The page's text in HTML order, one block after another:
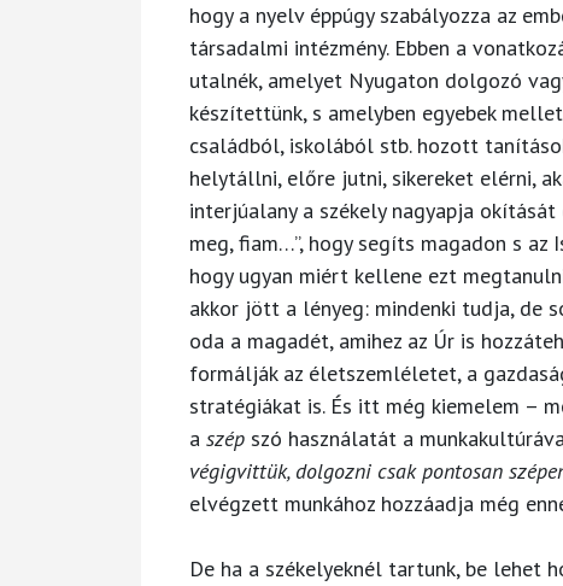
hogy a nyelv éppúgy szabályozza az
társadalmi intézmény. Ebben a
utalnék, amelyet Nyugaton dolgozó
készítettünk, s amelyben egyebek
családból, iskolából stb. hozott
helytállni, előre jutni, sikereket elérni,
interjúalany a székely nagyapja
meg, fiam…”, hogy segíts magadon s
hogy ugyan miért kellene ezt
akkor jött a lényeg: mindenki tudja, de
oda a magadét, amihez az Úr is
formálják az életszemléletet, a
stratégiákat is. És itt még kiemelem –
a szép szó használatát a
végigvittük, dolgozni csak pontosan
elvégzett munkához hozzáadja még
De ha a székelyeknél tartunk, be lehet